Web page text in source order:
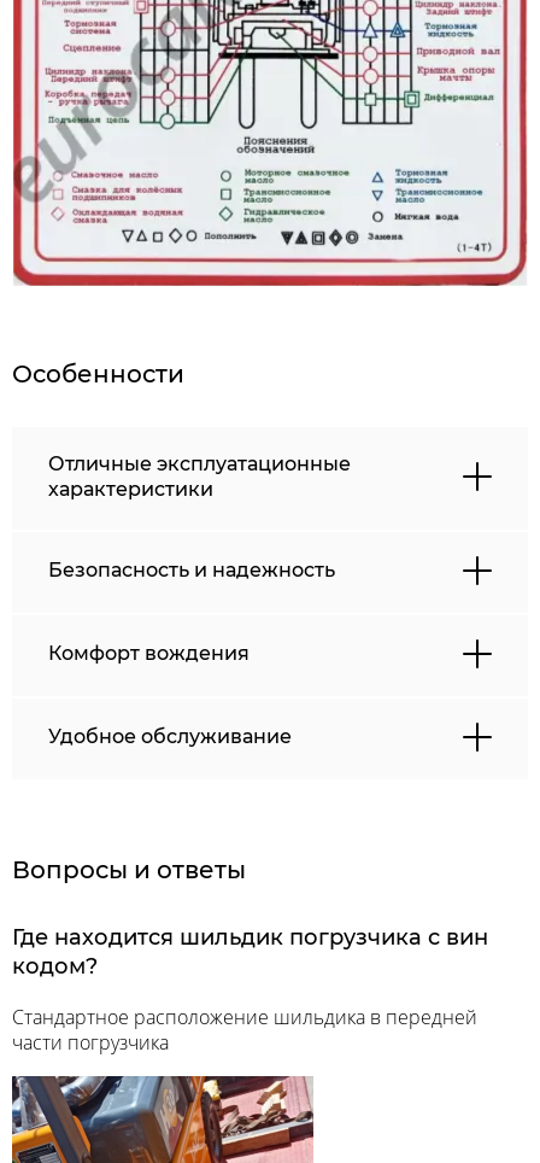
Особенности
Отличные эксплуатационные
характеристики
Безопасность и надежность
Комфорт вождения
Удобное обслуживание
Вопросы и ответы
Где находится шильдик погрузчика с вин
кодом?
Стандартное расположение шильдика в передней
части погрузчика